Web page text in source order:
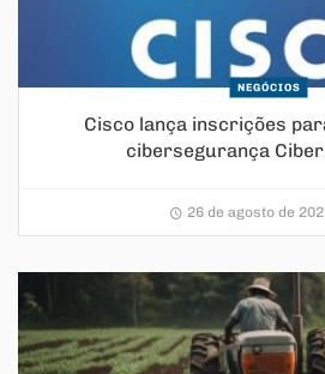
NEGÓCIOS
Cisco lança inscrições
cibersegurança
26 de agosto de